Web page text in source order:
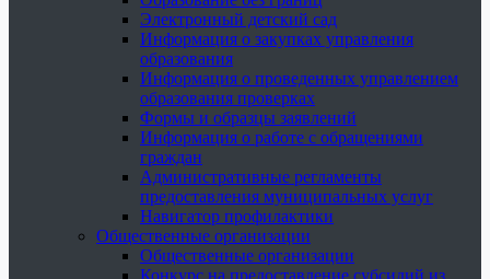
Электронный детский сад
Информация о закупках управления
образования
Информация о проведенных управлением
образования проверках
Формы и образцы заявлений
Информация о работе с обращениями
граждан
Административные регламенты
предоставления муниципальных услуг
Навигатор профилактики
Общественные организации
Общественные организации
Конкурс на предоставление субсидий из